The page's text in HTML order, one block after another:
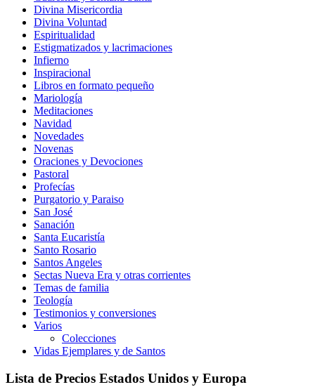
Divina Misericordia
Divina Voluntad
Espiritualidad
Estigmatizados y lacrimaciones
Infierno
Inspiracional
Libros en formato pequeño
Mariología
Meditaciones
Navidad
Novedades
Novenas
Oraciones y Devociones
Pastoral
Profecías
Purgatorio y Paraiso
San José
Sanación
Santa Eucaristía
Santo Rosario
Santos Angeles
Sectas Nueva Era y otras corrientes
Temas de familia
Teología
Testimonios y conversiones
Varios
Colecciones
Vidas Ejemplares y de Santos
Lista de Precios Estados Unidos y Europa